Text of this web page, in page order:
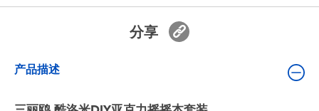
分享
产品描述